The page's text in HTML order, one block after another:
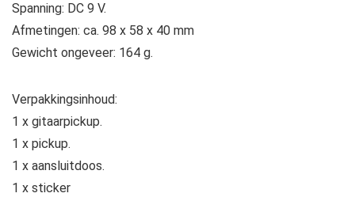
Spanning: DC 9 V.
Afmetingen: ca. 98 x 58 x 40 mm
Gewicht ongeveer: 164 g.
Verpakkingsinhoud:
1 x gitaarpickup.
1 x pickup.
1 x aansluitdoos.
1 x sticker